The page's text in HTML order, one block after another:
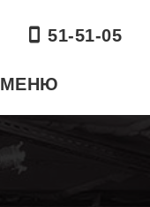
51-51-05
МЕНЮ